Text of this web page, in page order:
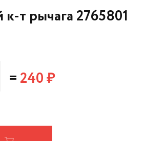
т рычага 2765801
=240 ₽